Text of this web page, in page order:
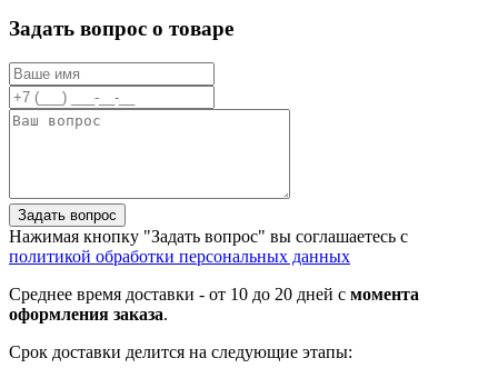
Задать вопрос о товаре
Задать вопрос
Нажимая кнопку "Задать вопрос" вы соглашаетесь с
политикой обработки персональных данных
Среднее время доставки - от 10 до 20 дней с момента
оформления заказа.
Срок доставки делится на следующие этапы: